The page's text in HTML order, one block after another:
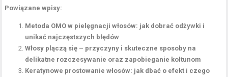
Powiązane wpisy:
Metoda OMO w pielęgnacji włosów: jak dobrać odżywki i
unikać najczęstszych błędów
Włosy plączą się – przyczyny i skuteczne sposoby na
delikatne rozczesywanie oraz zapobieganie kołtunom
Keratynowe prostowanie włosów: jak dbać o efekt i czego